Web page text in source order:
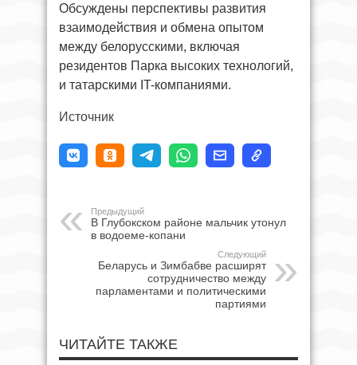
Обсуждены перспективы развития
взаимодействия и обмена опытом
между белорусскими, включая
резидентов Парка высоких технологий,
и татарскими IT-компаниями.
Источник
Предыдущий
В Глубокском районе мальчик утонул
в водоеме-копани
Следующий
Беларусь и Зимбабве расширят
сотрудничество между
парламентами и политическими
партиями
ЧИТАЙТЕ ТАКЖЕ